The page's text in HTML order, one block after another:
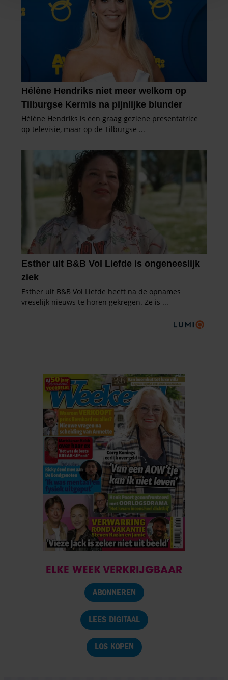
personaliseren, om functies voor social media te bieden
en om ons websiteverkeer te analyseren. Ook delen we
informatie over uw gebruik van onze site met onze
partners voor social media, adverteren en analyse. Deze
partners kunnen deze gegevens combineren met andere
informatie die u aan ze heeft verstrekt of die ze hebben
verzameld op basis van uw gebruik van hun services. U
gaat akkoord met onze cookies als u onze website blijft
gebruiken.
ELKE WEEK VERKRIJGBAAR
ABONNEREN
LEES DIGITAAL
LOS KOPEN